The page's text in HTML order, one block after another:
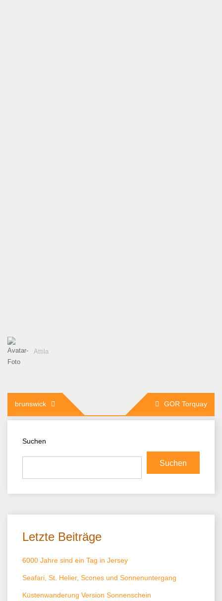
Attila
Beitragsnavigation
brunswick GOR Torquay
Suchen
Suchen
Letzte Beiträge
6000 Jahre sind ein Tag in Jersey
Seafari, St. Helier, Scones und Sonnenuntergang
Küstenwanderung Version Sonnenschein